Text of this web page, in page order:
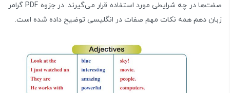
صفت‌ها در چه شرایطی مورد استفاده قرار می‌گیرند. در جزوه PDF گرامر
زبان دهم همه نکات مهم صفات در انگلیسی توضیح داده شده است.